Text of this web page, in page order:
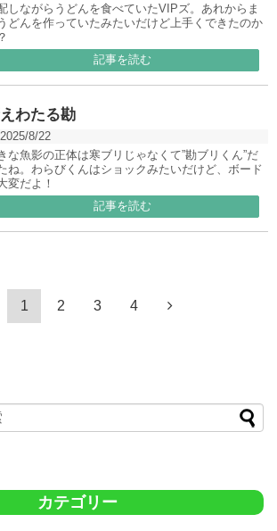
しながらうどんを食べていたVIPズ。あれからま
どんを作っていたみたいだけど上手くできたのか
記事を読む
わたる勘
2025/8/22
な魚影の正体は寒ブリじゃなくて”勘ブリくん”だ
ね。わらびくんはショックみたいだけど、ボード
変だよ！
記事を読む
1 2 3 4
カテゴリー